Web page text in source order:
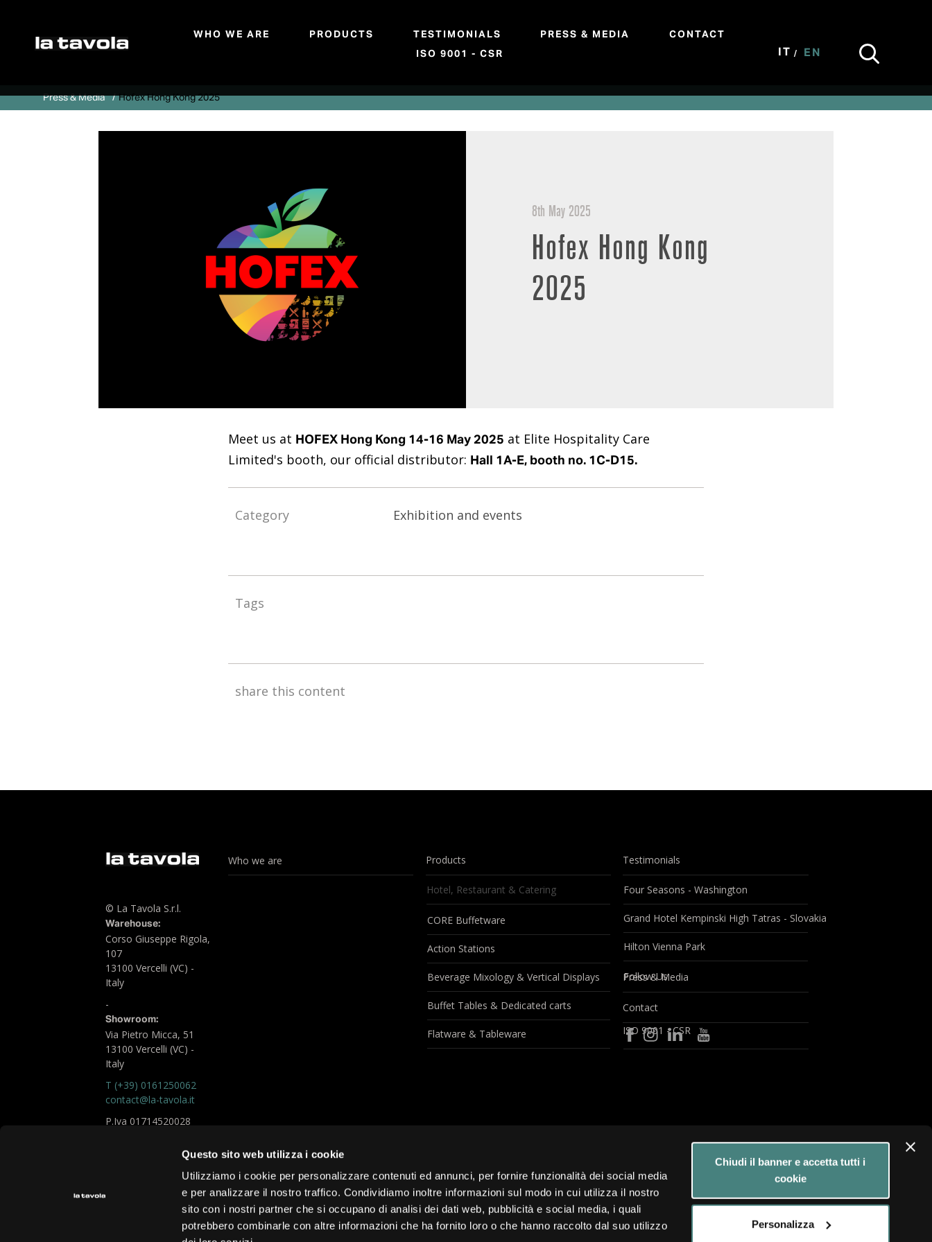
Questo sito web utilizza i cookie
Utilizziamo i cookie per personalizzare contenuti ed annunci, per fornire funzionalità dei social media
e per analizzare il nostro traffico. Condividiamo inoltre informazioni sul modo in cui utilizza il nostro
sito con i nostri partner che si occupano di analisi dei dati web, pubblicità e social media, i quali
potrebbero combinarle con altre informazioni che ha fornito loro o che hanno raccolto dal suo utilizzo
Chiudi il banner e accetta tutti i
cookie
Personalizza
Skip to main content
WHO WE ARE PRODUCTS TESTIMONIALS PRESS & MEDIA
CONTACT
ISO 9001 - CSR
IT EN
Press & Media Hofex Hong Kong 2025
8th May 2025
Hofex Hong Kong
2025
Meet us at HOFEX Hong Kong 14-16 May 2025 at Elite Hospitality Care
Limited's booth, our official distributor: Hall 1A-E, booth no. 1C-D15.
Category Exhibition and events
Tags
share this content
© La Tavola S.r.l.
Warehouse:
Corso Giuseppe Rigola,
107
13100 Vercelli (VC) -
Italy
-
Showroom:
Via Pietro Micca, 51
13100 Vercelli (VC) -
Italy
T (+39) 0161250062
contact@la-tavola.it
P.Iva 01714520028
chiara.fare@la-tavola.it
Who we are Products
Hotel, Restaurant & Catering
CORE Buffetware
Action Stations
Beverage Mixology & Vertical Displays
Buffet Tables & Dedicated carts
Flatware & Tableware
Testimonials
Four Seasons - Washington
Grand Hotel Kempinski High Tatras - Slovakia
Hilton Vienna Park
Press & Media
Contact
ISO 9001 - CSR
Follow Us